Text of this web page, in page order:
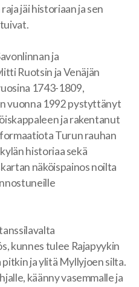
jäi historiaan ja sen
ja
Ruotsin ja Venäjän
1743-1809,
vuonna 1992 pystyttänyt
ja rakentanut
Turun rauhan
historiaa sekä
näköispainos noilta
kunnes tulee Rajapyykin
ja ylitä Myllyjoen silta.
käänny vasemmalle ja